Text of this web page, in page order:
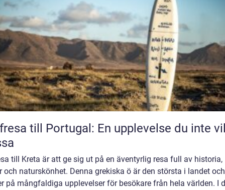
till Portugal: En upplevelse du inte
till Kreta är att ge sig ut på en äventyrlig resa full av historia,
och naturskönhet. Denna grekiska ö är den största i landet och
på mångfaldiga upplevelser för besökare från hela världen. I